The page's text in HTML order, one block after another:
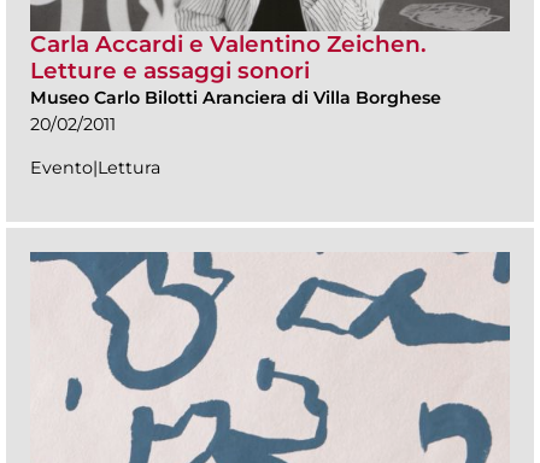
Carla Accardi e Valentino Zeichen.
Letture e assaggi sonori
Museo Carlo Bilotti Aranciera di Villa Borghese
20/02/2011
Evento|Lettura